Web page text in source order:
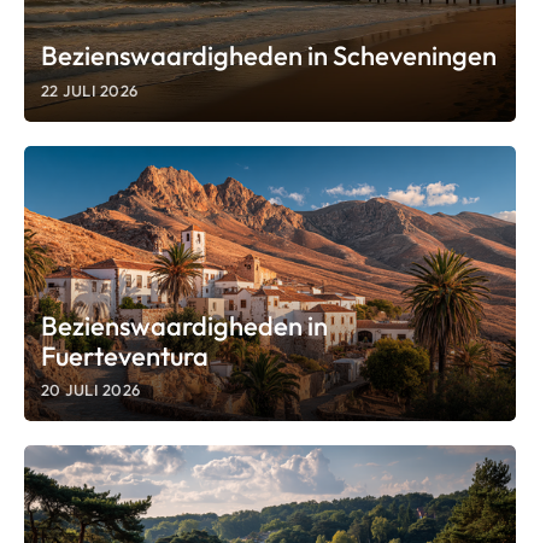
Bezienswaardigheden in Scheveningen
22 JULI 2026
Bezienswaardigheden in
Fuerteventura
20 JULI 2026